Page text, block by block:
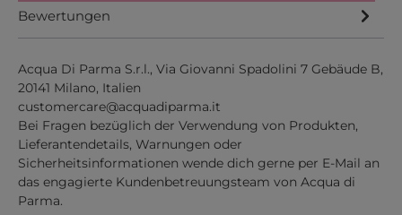
Bewertungen
Acqua Di Parma S.r.l., Via Giovanni Spadolini 7 Gebäude B,
20141 Milano, Italien
customercare@acquadiparma.it
Bei Fragen bezüglich der Verwendung von Produkten,
Lieferantendetails, Warnungen oder
Sicherheitsinformationen wende dich gerne per E-Mail an
das engagierte Kundenbetreuungsteam von Acqua di
Parma.